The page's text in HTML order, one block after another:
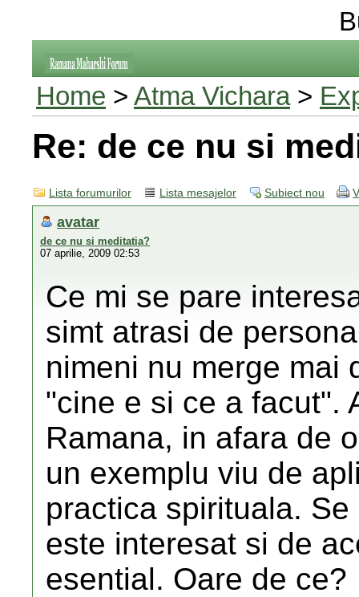
Home > Atma Vichara>
Re: de ce nu si
Lista forumurilor Lista mesajelor Subiect nou
avatar
de ce nu si meditatia?
07 aprilie, 2009 02:53
Ce mi se pare
simt atrasi de
nimeni nu merge mai
"cine e si ce a facut".
Ramana, in afara de
un exemplu viu de
practica spirituala.
este interesat si de
esential. Oare de ce?